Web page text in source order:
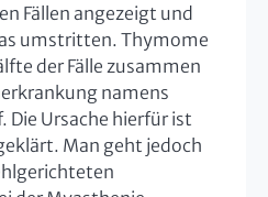
Fällen angezeigt und
umstritten. Thymome
der Fälle zusammen
namens
Die Ursache hierfür ist
Man geht jedoch